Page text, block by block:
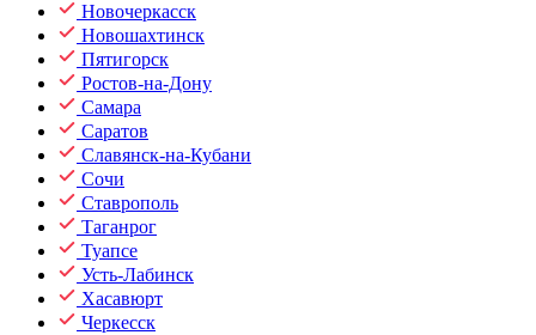
Новочеркасск
Новошахтинск
Пятигорск
Ростов-на-Дону
Самара
Саратов
Славянск-на-Кубани
Сочи
Ставрополь
Таганрог
Туапсе
Усть-Лабинск
Хасавюрт
Черкесск